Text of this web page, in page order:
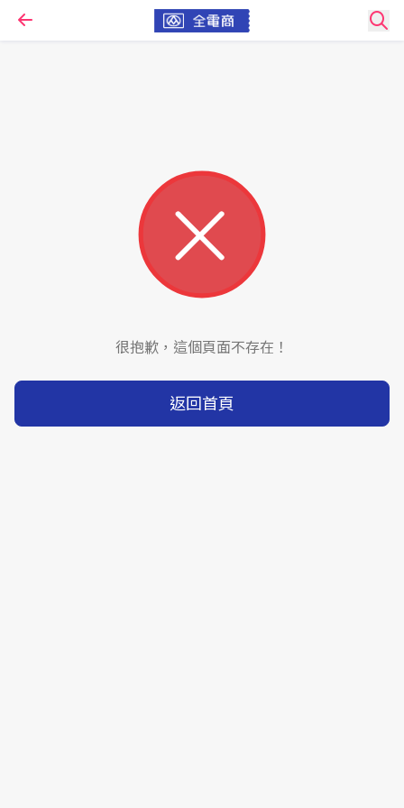
很抱歉，這個頁面不存在！
返回首頁